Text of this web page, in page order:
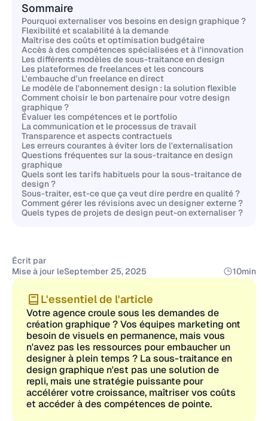
Sommaire
Pourquoi externaliser vos besoins en design graphique ?
Flexibilité et scalabilité à la demande
Maîtrise des coûts et optimisation budgétaire
Accès à des compétences spécialisées et à l'innovation
Les différents modèles de sous-traitance en design
Les plateformes de freelances et les concours
L'embauche d'un freelance en direct
Le modèle de l'abonnement design : la solution flexible
Comment choisir le bon partenaire pour votre design
graphique ?
Évaluer les compétences et le portfolio
La communication et le processus de travail
Transparence et aspects contractuels
Les erreurs courantes à éviter lors de l'externalisation
Questions fréquentes sur la sous-traitance en design
graphique
Quels sont les tarifs habituels pour la sous-traitance de
design ?
Sous-traiter, est-ce que ça veut dire perdre en qualité ?
Comment gérer les révisions avec un designer externe ?
Quels types de projets de design peut-on externaliser ?
Écrit par
Mise à jour leSeptember 25, 2025 10min
L'essentiel de l'article
Votre agence croule sous les demandes de
création graphique ? Vos équipes marketing ont
besoin de visuels en permanence, mais vous
n'avez pas les ressources pour embaucher un
designer à plein temps ? La sous-traitance en
design graphique n'est pas une solution de
repli, mais une stratégie puissante pour
accélérer votre croissance, maîtriser vos coûts
et accéder à des compétences de pointe.